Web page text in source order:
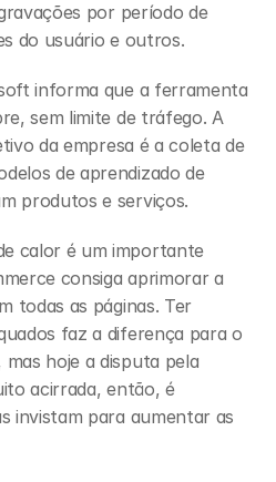
por período de
do usuário e outros.
informa que a ferramenta
sem limite de tráfego. A
da empresa é a coleta de
de aprendizado de
produtos e serviços.
calor é um importante
consiga aprimorar a
todas as páginas. Ter
faz a diferença para o
hoje a disputa pela
acirrada, então, é
invistam para aumentar as